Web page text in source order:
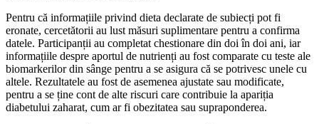
Pentru că informațiile privind dieta declarate de subiecți pot fi
eronate, cercetătorii au lust măsuri suplimentare pentru a confirma
datele. Participanții au completat chestionare din doi în doi ani, iar
informațiile despre aportul de nutrienți au fost comparate cu teste ale
biomarkerilor din sânge pentru a se asigura că se potrivesc unele cu
altele. Rezultatele au fost de asemenea ajustate sau modificate,
pentru a se ține cont de alte riscuri care contribuie la apariția
diabetului zaharat, cum ar fi obezitatea sau supraponderea.